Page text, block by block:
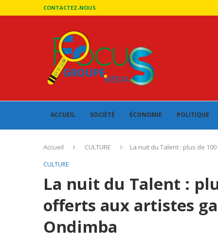
CONTACTEZ-NOUS
ACCUEIL SOCIÉTÉ ÉCONOMIE POLITIQUE
Accueil CULTURE La nuit du Talent : plus de
CULTURE
La nuit du Talent :
offerts aux artistes
Ondimba